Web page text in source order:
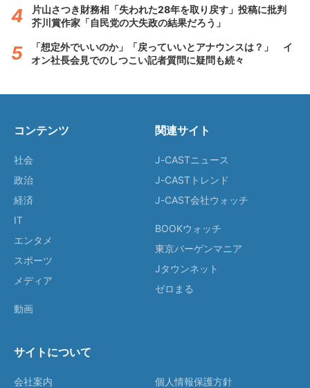
片山さつき財務相「失われた28年を取り戻す」投稿に批判
芥川賞作家「自民党の大失政の結果だろう」
「想定外でいいのか」「戻っていいとアナウンスは？」 イ
オン社長会見でのしつこい記者質問に疑問も続々
コンテンツ
社会
政治
経済
IT
エンタメ
スポーツ
メディア
動画
関連サイト
J-CASTニュース
J-CASTトレンド
J-CAST会社ウォッチ
BOOKウォッチ
東京バーゲンマニア
Jタウンネット
ゼロまる
サイトについて
会社案内 個人情報保護方針